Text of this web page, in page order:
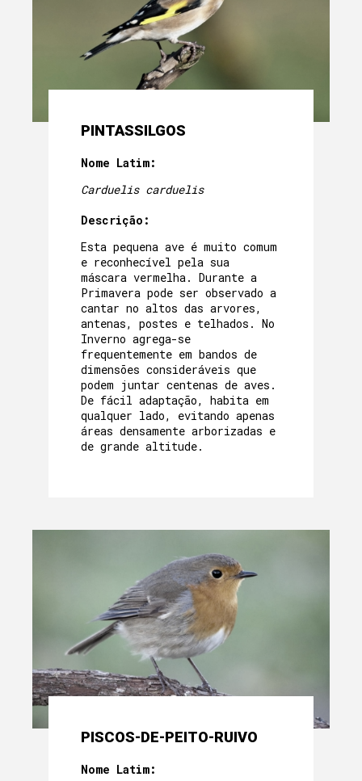
PINTASSILGOS
Nome Latim:
Carduelis carduelis
Descrição:
Esta pequena ave é muito comum
e reconhecível pela sua
máscara vermelha. Durante a
Primavera pode ser observado a
cantar no altos das arvores,
antenas, postes e telhados. No
Inverno agrega-se
frequentemente em bandos de
dimensões consideráveis que
podem juntar centenas de aves.
De fácil adaptação, habita em
qualquer lado, evitando apenas
áreas densamente arborizadas e
de grande altitude.
PISCOS-DE-PEITO-RUIVO
Nome Latim: